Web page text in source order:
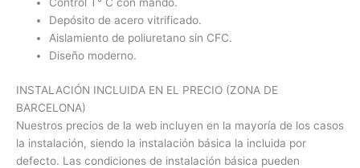
Control T° C con mando.
Depósito de acero vitrificado.
Aislamiento de poliuretano sin CFC.
Diseño moderno.
INSTALACIÓN INCLUIDA EN EL PRECIO (ZONA DE
BARCELONA)
Nuestros precios de la web incluyen en la mayoría de los casos
la instalación, siendo la instalación básica la incluida por
defecto. Las condiciones de instalación básica pueden